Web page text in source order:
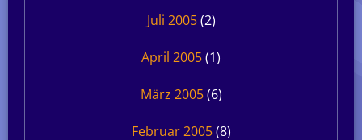
Juli 2005(2)
April 2005(1)
März 2005(6)
Februar 2005(8)